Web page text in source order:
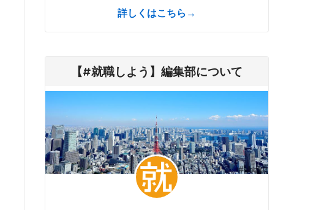
詳しくはこちら→
【#就職しよう】編集部について